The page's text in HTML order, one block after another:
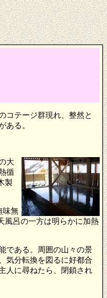
コテージ群現れ、整然と
ある。
大
循
製
味無
風呂の一方は明らかに加熱
である。周囲の山々の景
気分転換を図るに好都合
人に尋ねたら、閉鎖され